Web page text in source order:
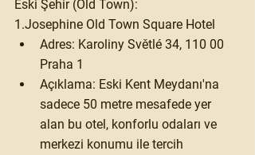
Eski Şehir (Old Town):
1.Josephine Old Town Square Hotel
Adres: Karoliny Světlé 34, 110 00
Praha 1
Açıklama: Eski Kent Meydanı'na
sadece 50 metre mesafede yer
alan bu otel, konforlu odaları ve
merkezi konumu ile tercih